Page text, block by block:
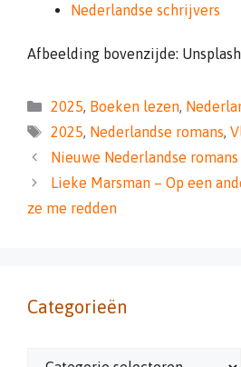
Nederlandse schrijvers
Afbeelding bovenzijde: Unsplash
Categorieën
2025, Boeken lezen,
Tags
2025, Nederlandse romans,
Nieuwe Nederlandse romans
Lieke Marsman – Op een
ze me redden
Categorieën
Categorieën